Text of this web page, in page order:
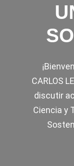
CARLOS
discutir
Ciencia y